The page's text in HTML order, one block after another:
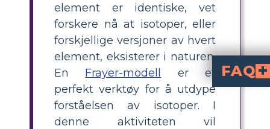
element er identiske, vet
forskere nå at isotoper, eller
forskjellige versjoner av hvert
element, eksisterer i naturen.
En Frayer-modell
er et
perfekt verktøy for å utdype
forståelsen av isotoper. I
denne aktiviteten vil
FAQ